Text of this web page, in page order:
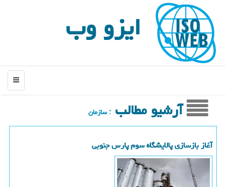
ایزو وب
منو
آرشیو مطالب : سازمان
آغاز بازسازی پالایشگاه سوم پارس جنوبی